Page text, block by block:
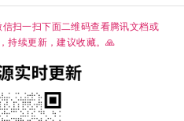
扫一扫下面二维码查看腾讯文档或
持续更新，建议收藏。🙏